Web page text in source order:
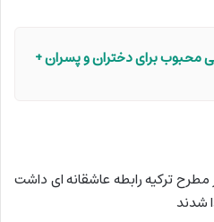
محبوب برای دختران و پسران +
مطرح ترکیه رابطه عاشقانه ای داشت
شدند